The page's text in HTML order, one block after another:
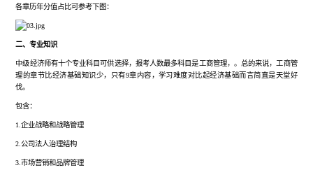
各章历年分值占比可参考下图：
二、专业知识
中级经济师有十个专业科目可供选择，报考人数最多科目是工商管理，。总的来说，工商管
理的章节比经济基础知识少，只有9章内容，学习难度对比起经济基础而言简直是天堂好
伐。
包含：
1.企业战略和战略管理
2.公司法人治理结构
3.市场营销和品牌管理